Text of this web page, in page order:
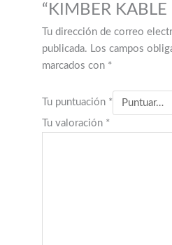
“KIMBER KABLE
Tu dirección de correo
publicada. Los campos
marcados con *
Tu puntuación *
Tu valoración *